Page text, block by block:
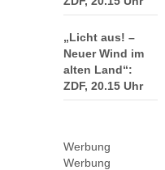
„Licht aus! –
Neuer Wind im
alten Land“:
ZDF, 20.15 Uhr
Werbung
Werbung